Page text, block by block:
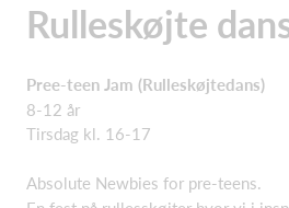
Rulleskøjte
Pree-teen Jam (Rulleskøjtedans)
8-12 år
Tirsdag kl. 16-17
Absolute Newbies for pre-teens.